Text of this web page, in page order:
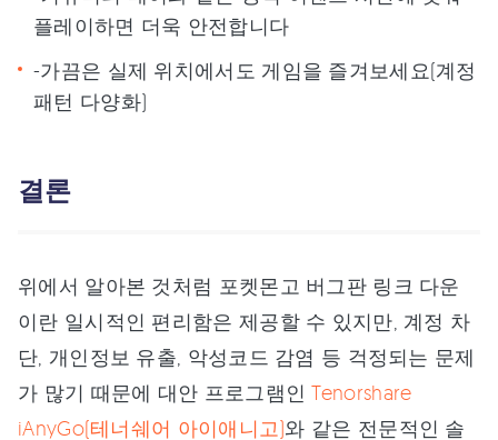
플레이하면 더욱 안전합니다
-가끔은 실제 위치에서도 게임을 즐겨보세요(계정
패턴 다양화)
결론
위에서 알아본 것처럼 포켓몬고 버그판 링크 다운
이란 일시적인 편리함은 제공할 수 있지만, 계정 차
단, 개인정보 유출, 악성코드 감염 등 걱정되는 문제
가 많기 때문에 대안 프로그램인Tenorshare
iAnyGo(테너쉐어 아이애니고)와 같은 전문적인 솔